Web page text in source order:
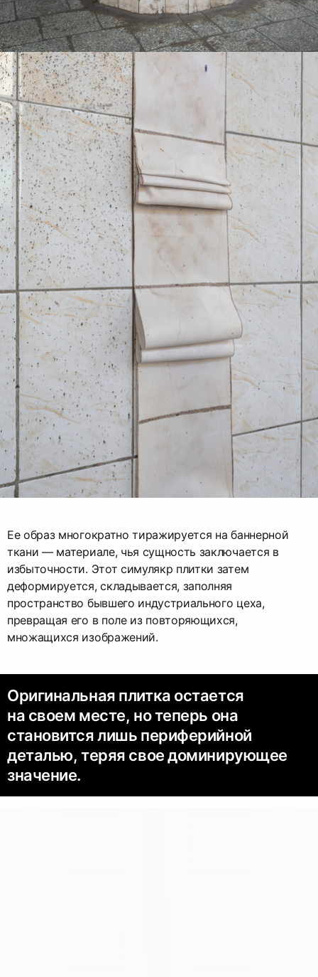
Ее образ многократно тиражируется на баннерной
ткани — материале, чья сущность заключается в
избыточности. Этот симулякр плитки затем
деформируется, складывается, заполняя
пространство бывшего индустриального цеха,
превращая его в поле из повторяющихся,
множащихся изображений.
Оригинальная плитка остается
на своем месте, но теперь она
становится лишь периферийной
деталью, теряя свое доминирующее
значение.